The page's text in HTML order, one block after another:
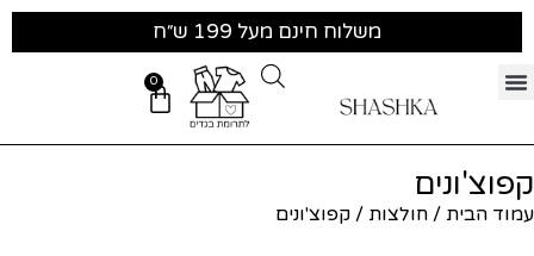
משלוח חינם מעל 199 ש״ח
0
קפוצ'ונים
עמוד הבית / חולצות / קפוצ'ונים